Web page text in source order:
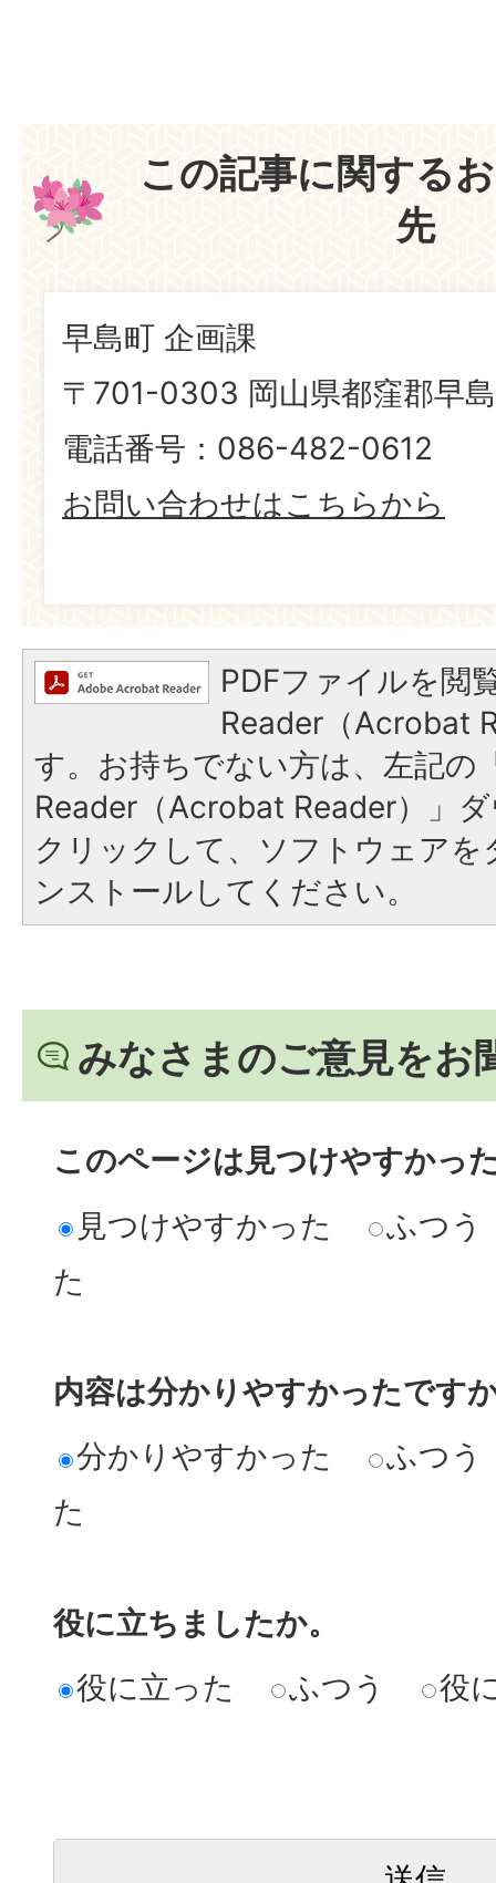
この記事に関する
先
早島町 企画課
〒701-0303 岡山県都窪郡早
電話番号：086-482-0612
お問い合わせはこちらから
PDFファイルを閲
Reader（Acrobat
す。お持ちでない方は、左記の
Reader（Acrobat Reader）」
クリックして、ソフトウェア
ンストールしてください。
みなさまのご意見をお
このページは見つけやすかっ
見つけやすかった
ふつう
た
内容は分かりやすかったです
分かりやすかった
ふつう
た
役に立ちましたか。
役に立った
ふつう 役